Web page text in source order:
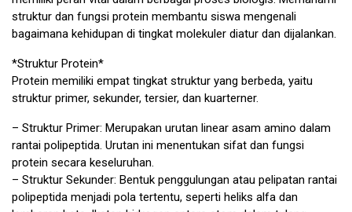
struktur dan fungsi protein membantu siswa mengenali
bagaimana kehidupan di tingkat molekuler diatur dan dijalankan.
*Struktur Protein*
Protein memiliki empat tingkat struktur yang berbeda, yaitu
struktur primer, sekunder, tersier, dan kuarterner.
– Struktur Primer: Merupakan urutan linear asam amino dalam
rantai polipeptida. Urutan ini menentukan sifat dan fungsi
protein secara keseluruhan.
– Struktur Sekunder: Bentuk penggulungan atau pelipatan rantai
polipeptida menjadi pola tertentu, seperti heliks alfa dan